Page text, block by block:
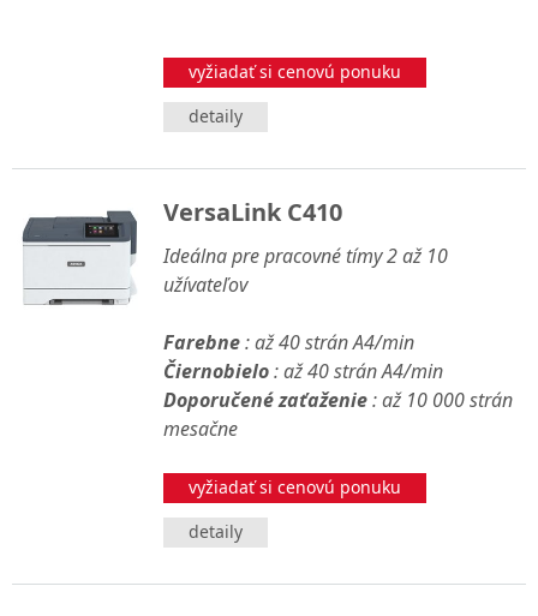
vyžiadať si cenovú ponuku
detaily
VersaLink C410
Ideálna pre pracovné tímy 2 až 10
užívateľov
Farebne: až 40 strán A4/min
Čiernobielo: až 40 strán A4/min
Doporučené zaťaženie: až 10 000 strán
mesačne
vyžiadať si cenovú ponuku
detaily